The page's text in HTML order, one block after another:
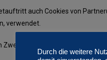
auch Cookies von
verwendet.
Zwecken und den
Durch die weitere